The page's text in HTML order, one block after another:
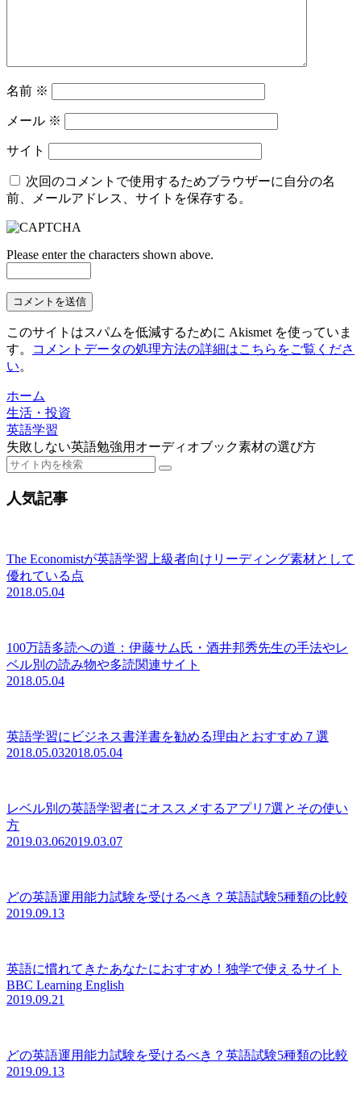
名前 ※
メール ※
サイト
次回のコメントで使用するためブラウザーに自分の名
前、メールアドレス、サイトを保存する。
Please enter the characters shown above.
このサイトはスパムを低減するために Akismet を使っていま
す。
コメントデータの処理方法の詳細はこちらをご覧くださ
い。
ホーム
生活・投資
英語学習
失敗しない英語勉強用オーディオブック素材の選び方
人気記事
The Economistが英語学習上級者向けリーディング素材として
優れている点
2018.05.04
100万語多読への道：伊藤サム氏・酒井邦秀先生の手法やレ
ベル別の読み物や多読関連サイト
2018.05.04
英語学習にビジネス書洋書を勧める理由とおすすめ７選
2018.05.032018.05.04
レベル別の英語学習者にオススメするアプリ7選とその使い
方
2019.03.062019.03.07
どの英語運用能力試験を受けるべき？英語試験5種類の比較
2019.09.13
英語に慣れてきたあなたにおすすめ！独学で使えるサイト
BBC Learning English
2019.09.21
どの英語運用能力試験を受けるべき？英語試験5種類の比較
2019.09.13